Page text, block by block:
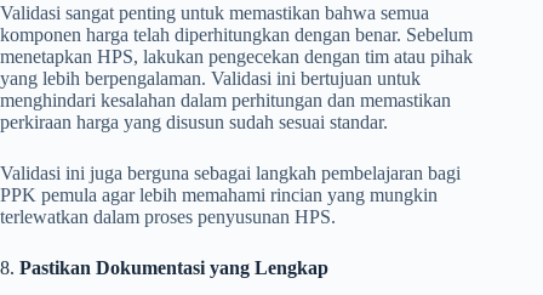
Validasi sangat penting untuk memastikan bahwa semua
komponen harga telah diperhitungkan dengan benar. Sebelum
menetapkan HPS, lakukan pengecekan dengan tim atau pihak
yang lebih berpengalaman. Validasi ini bertujuan untuk
menghindari kesalahan dalam perhitungan dan memastikan
perkiraan harga yang disusun sudah sesuai standar.
Validasi ini juga berguna sebagai langkah pembelajaran bagi
PPK pemula agar lebih memahami rincian yang mungkin
terlewatkan dalam proses penyusunan HPS.
8. Pastikan Dokumentasi yang Lengkap